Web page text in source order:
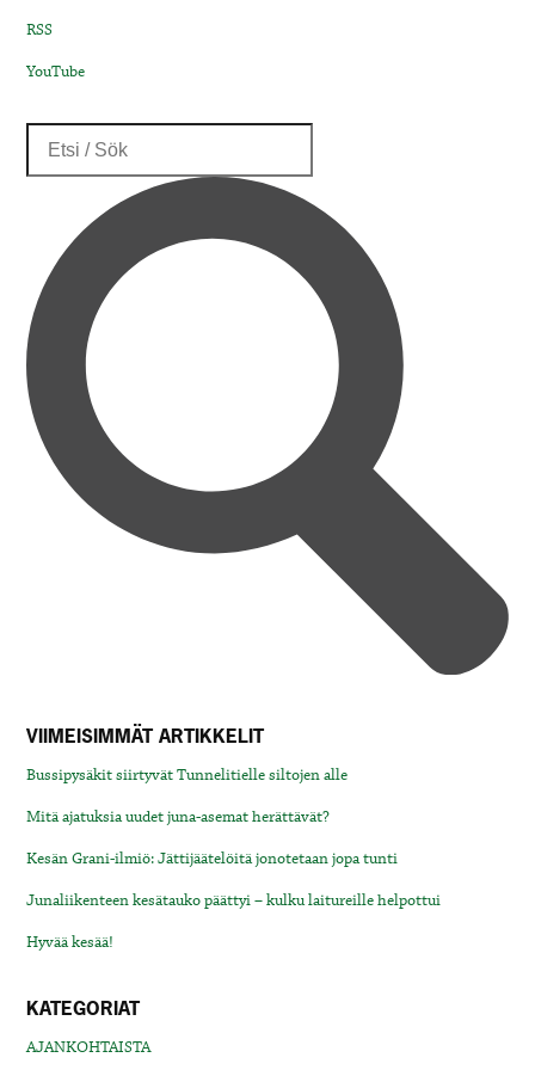
RSS
YouTube
VIIMEISIMMÄT ARTIKKELIT
Bussipysäkit siirtyvät Tunnelitielle siltojen alle
Mitä ajatuksia uudet juna-asemat herättävät?
Kesän Grani-ilmiö: Jättijäätelöitä jonotetaan jopa tunti
Junaliikenteen kesätauko päättyi – kulku laitureille helpottui
Hyvää kesää!
KATEGORIAT
AJANKOHTAISTA